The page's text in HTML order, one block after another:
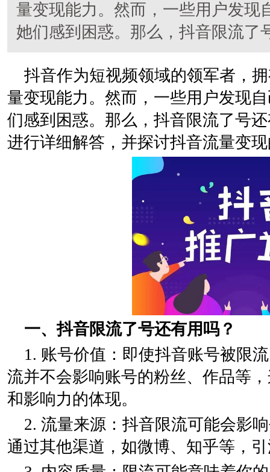
量变现能力。然而，一些用户发现
她们感到困惑。那么，抖音限流了
抖音作为短视频领域的领军者，
量变现能力。然而，一些用户发现
们感到困惑。那么，抖音限流了号
进行详细解答，并探讨抖音流量变
一、抖音限流了号还有用吗？
1. 账号价值：即使抖音账号被限
流并不会影响账号的粉丝、作品等
和影响力的体现。
2. 流量来源：抖音限流可能会影
通过其他渠道，如微博、知乎等，